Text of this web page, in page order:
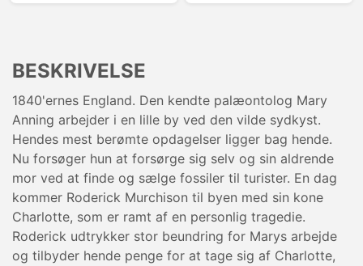
BESKRIVELSE
1840'ernes England. Den kendte palæontolog Mary
Anning arbejder i en lille by ved den vilde sydkyst.
Hendes mest berømte opdagelser ligger bag hende.
Nu forsøger hun at forsørge sig selv og sin aldrende
mor ved at finde og sælge fossiler til turister. En dag
kommer Roderick Murchison til byen med sin kone
Charlotte, som er ramt af en personlig tragedie.
Roderick udtrykker stor beundring for Marys arbejde
og tilbyder hende penge for at tage sig af Charlotte,